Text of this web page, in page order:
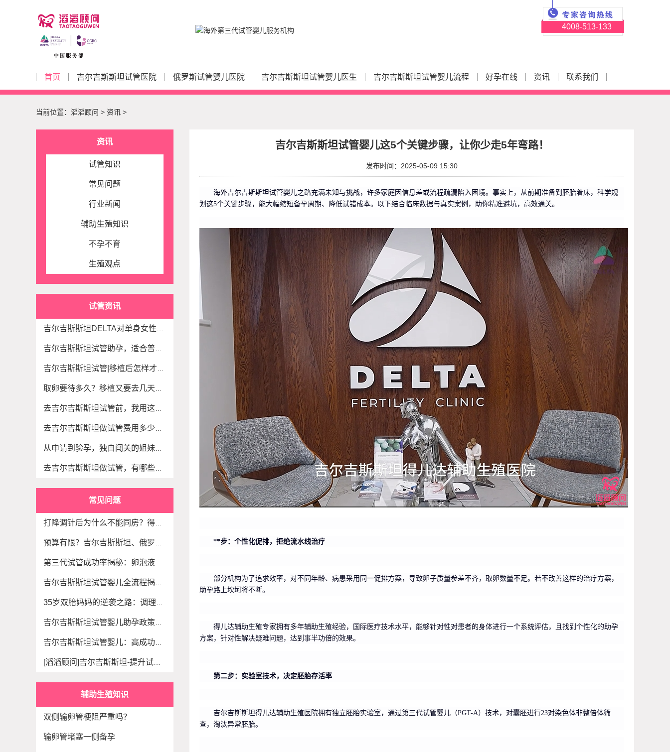
4008-513-133
首页 吉尔吉斯斯坦试管医院 俄罗斯试管婴儿医院 吉尔吉斯斯坦试管婴儿医生 吉尔吉斯斯坦试管婴儿流程 好孕在线 资讯 联系我们
当前位置： 滔滔顾问 > 资讯 >
资讯
试管知识
常见问题
行业新闻
辅助生殖知识
不孕不育
生殖观点
试管资讯
常见问题
辅助生殖知识
双侧输卵管梗阻严重吗？
输卵管堵塞一侧备孕
吉尔吉斯斯坦试管婴儿这5个关键步骤，让你少走5年弯路！
发布时间：2025-05-09 15:30
海外吉尔吉斯斯坦试管婴儿之路充满未知与挑战，许多家庭因信息差或流程疏漏陷入困境。事实上，从前期准备到胚胎着床，科学规
划这5个关键步骤，能大幅缩短备孕周期、降低试错成本。以下结合临床数据与真实案例，助你精准避坑，高效通关。
**步：个性化促排，拒绝流水线治疗
部分机构为了追求效率，对不同年龄、病患采用同一促排方案，导致卵子质量参差不齐，取卵数量不足。若不改善这样的治疗方案，
助孕路上坎坷将不断。
得儿达辅助生殖专家拥有多年辅助生殖经验，国际医疗技术水平，能够针对性对患者的身体进行一个系统评估，且找到个性化的助孕
方案，针对性解决疑难问题，达到事半功倍的效果。
第二步：实验室技术，决定胚胎存活率
吉尔吉斯斯坦得儿达辅助生殖医院拥有独立胚胎实验室，通过第三代试管婴儿（PGT-A）技术，对囊胚进行23对染色体非整倍体筛
查，淘汰异常胚胎。